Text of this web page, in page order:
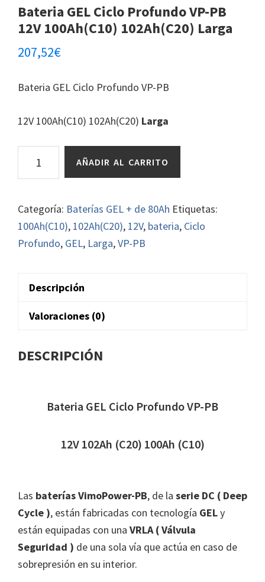
Bateria GEL Ciclo Profundo VP-PB
12V 100Ah(C10) 102Ah(C20) Larga
207,52€
Bateria GEL Ciclo Profundo VP-PB
12V 100Ah(C10) 102Ah(C20) Larga
Profundo
VP-
PB
102Ah(C20)
AÑADIR AL CARRITO
Categoría: Baterías GEL + de 80Ah Etiquetas:
100Ah(C10), 102Ah(C20), 12V, bateria, Ciclo
Profundo, GEL, Larga,VP-PB
Descripción
Valoraciones (0)
DESCRIPCIÓN
Bateria GEL Ciclo Profundo VP-PB
12V 102Ah (C20) 100Ah (C10)
Las baterías VimoPower-PB, de la serie DC ( Deep
Cycle ), están fabricadas con tecnología GELy
están equipadas con una VRLA ( Válvula
Seguridad ) de una sola vía que actúa en caso de
sobrepresión en su interior.